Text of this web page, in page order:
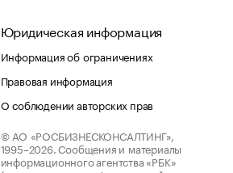
Юридическая информация
Информация об ограничениях
Правовая информация
О соблюдении авторских прав
© АО «РОСБИЗНЕСКОНСАЛТИНГ»,
1995–2026. Сообщения и материалы
информационного агентства «РБК»